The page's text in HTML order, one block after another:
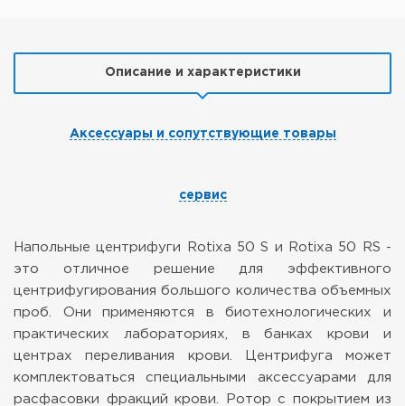
Описание и характеристики
Аксессуары и сопутствующие товары
сервис
Напольные центрифуги Rotixa 50 S и Rotixa 50 RS -
это отличное решение для эффективного
центрифугирования большого количества объемных
проб. Они применяются в биотехнологических и
практических лабораториях, в банках крови и
центрах переливания крови. Центрифуга может
комплектоваться специальными аксессуарами для
расфасовки фракций крови. Ротор с покрытием из